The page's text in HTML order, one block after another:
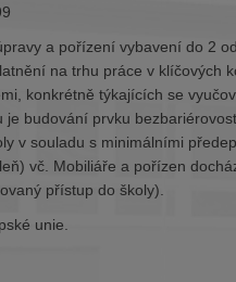
a pořízení vybavení do 2
na trhu práce v klíčových
konkrétně týkajících se
budování prvku
v souladu s minimálními
vč. Mobiliáře a pořízen
přístup do školy).
unie.